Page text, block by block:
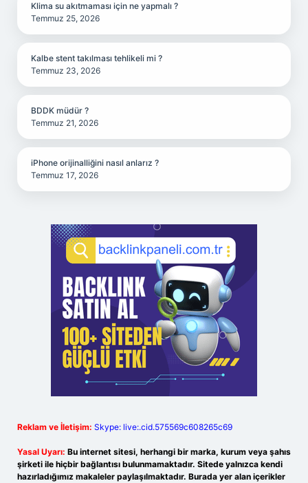
Klima su akıtmaması için ne yapmalı ?
Temmuz 25, 2026
Kalbe stent takılması tehlikeli mi ?
Temmuz 23, 2026
BDDK müdür ?
Temmuz 21, 2026
iPhone orijinalliğini nasıl anlarız ?
Temmuz 17, 2026
Reklam ve İletişim: Skype: live:.cid.575569c608265c69
Yasal Uyarı: Bu internet sitesi, herhangi bir marka, kurum veya şahıs
şirketi ile hiçbir bağlantısı bulunmamaktadır. Sitede yalnızca kendi
hazırladığımız makaleler paylaşılmaktadır. Burada yer alan içerikler